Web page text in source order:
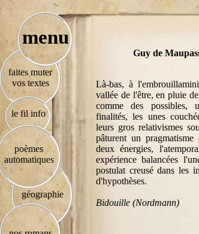
Guy de
Là-bas, à
vallée de l'être, en pluie
comme des possibles,
finalités, les unes
leurs gros relativismes
pâturent un
deux énergies,
expérience balancées
postulat creusé dans les
d'hypothèses.
Bidouille (Nordmann)
faites muter
vos textes
le fil info
géographie
poèmes
automatiques
menu